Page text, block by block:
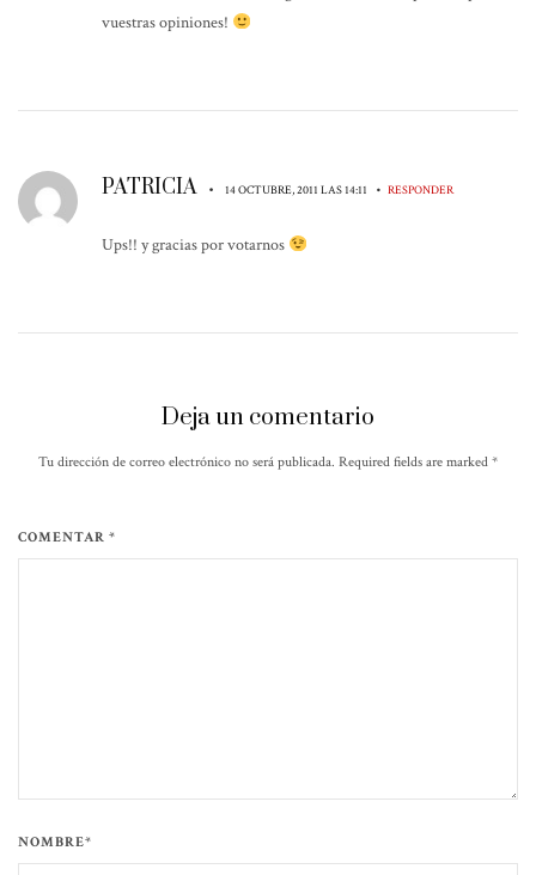
vuestras opiniones!
PATRICIA • 14 OCTUBRE, 2011 LAS 14:11 • RESPONDER
Ups!! y gracias por votarnos
Deja un comentario
Tu dirección de correo electrónico no será publicada. Required fields are marked *
COMENTAR *
NOMBRE*